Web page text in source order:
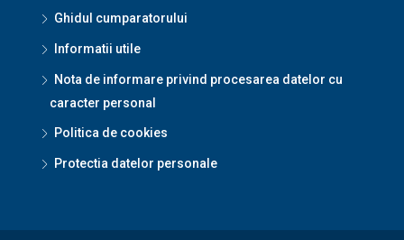
Ghidul cumparatorului
Informatii utile
Nota de informare privind procesarea datelor cu
caracter personal
Politica de cookies
Protectia datelor personale